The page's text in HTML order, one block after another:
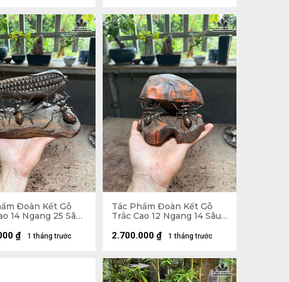
Đoàn Kết Gỗ
14 Ngang 25 Sâu
1 tháng trước
₫
Tác Phẩm Đoàn Kết Gỗ
Trắc Cao 12 Ngang 14 Sâu
1 tháng trước
2.700.000 ₫